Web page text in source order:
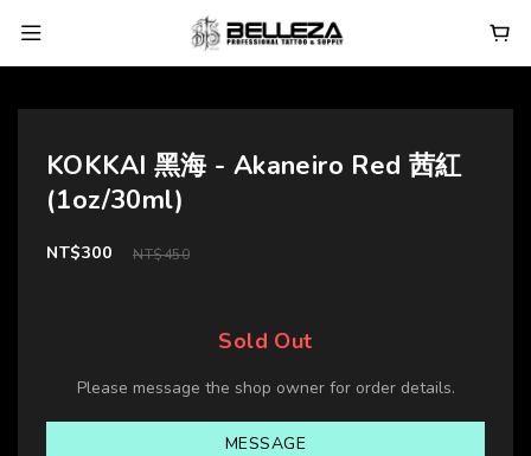
KOKKAI 黑海 - Akaneiro Red 茜紅
(1oz/30ml)
NT$450
NT$300
Sold Out
Please message the shop owner for order details.
MESSAGE